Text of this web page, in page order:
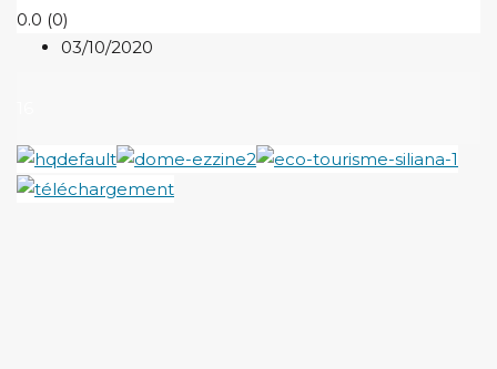
0.0 (0)
03/10/2020